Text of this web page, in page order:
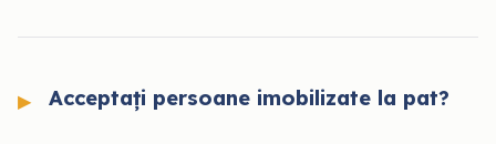
Acceptați persoane imobilizate la pat?